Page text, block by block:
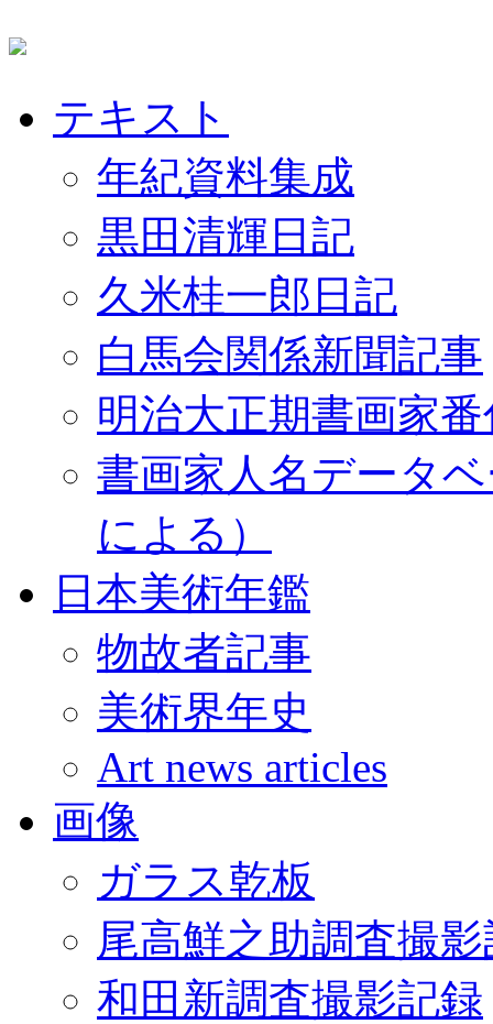
テキスト
年紀資料集成
黒田清輝日記
久米桂一郎日記
白馬会関係新聞記事
明治大正期書画家
書画家人名データ
による）
日本美術年鑑
物故者記事
美術界年史
Art news articles
画像
ガラス乾板
尾高鮮之助調査撮
和田新調査撮影記録